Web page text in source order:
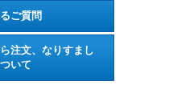
ご質問
注文、なりすまし
いて